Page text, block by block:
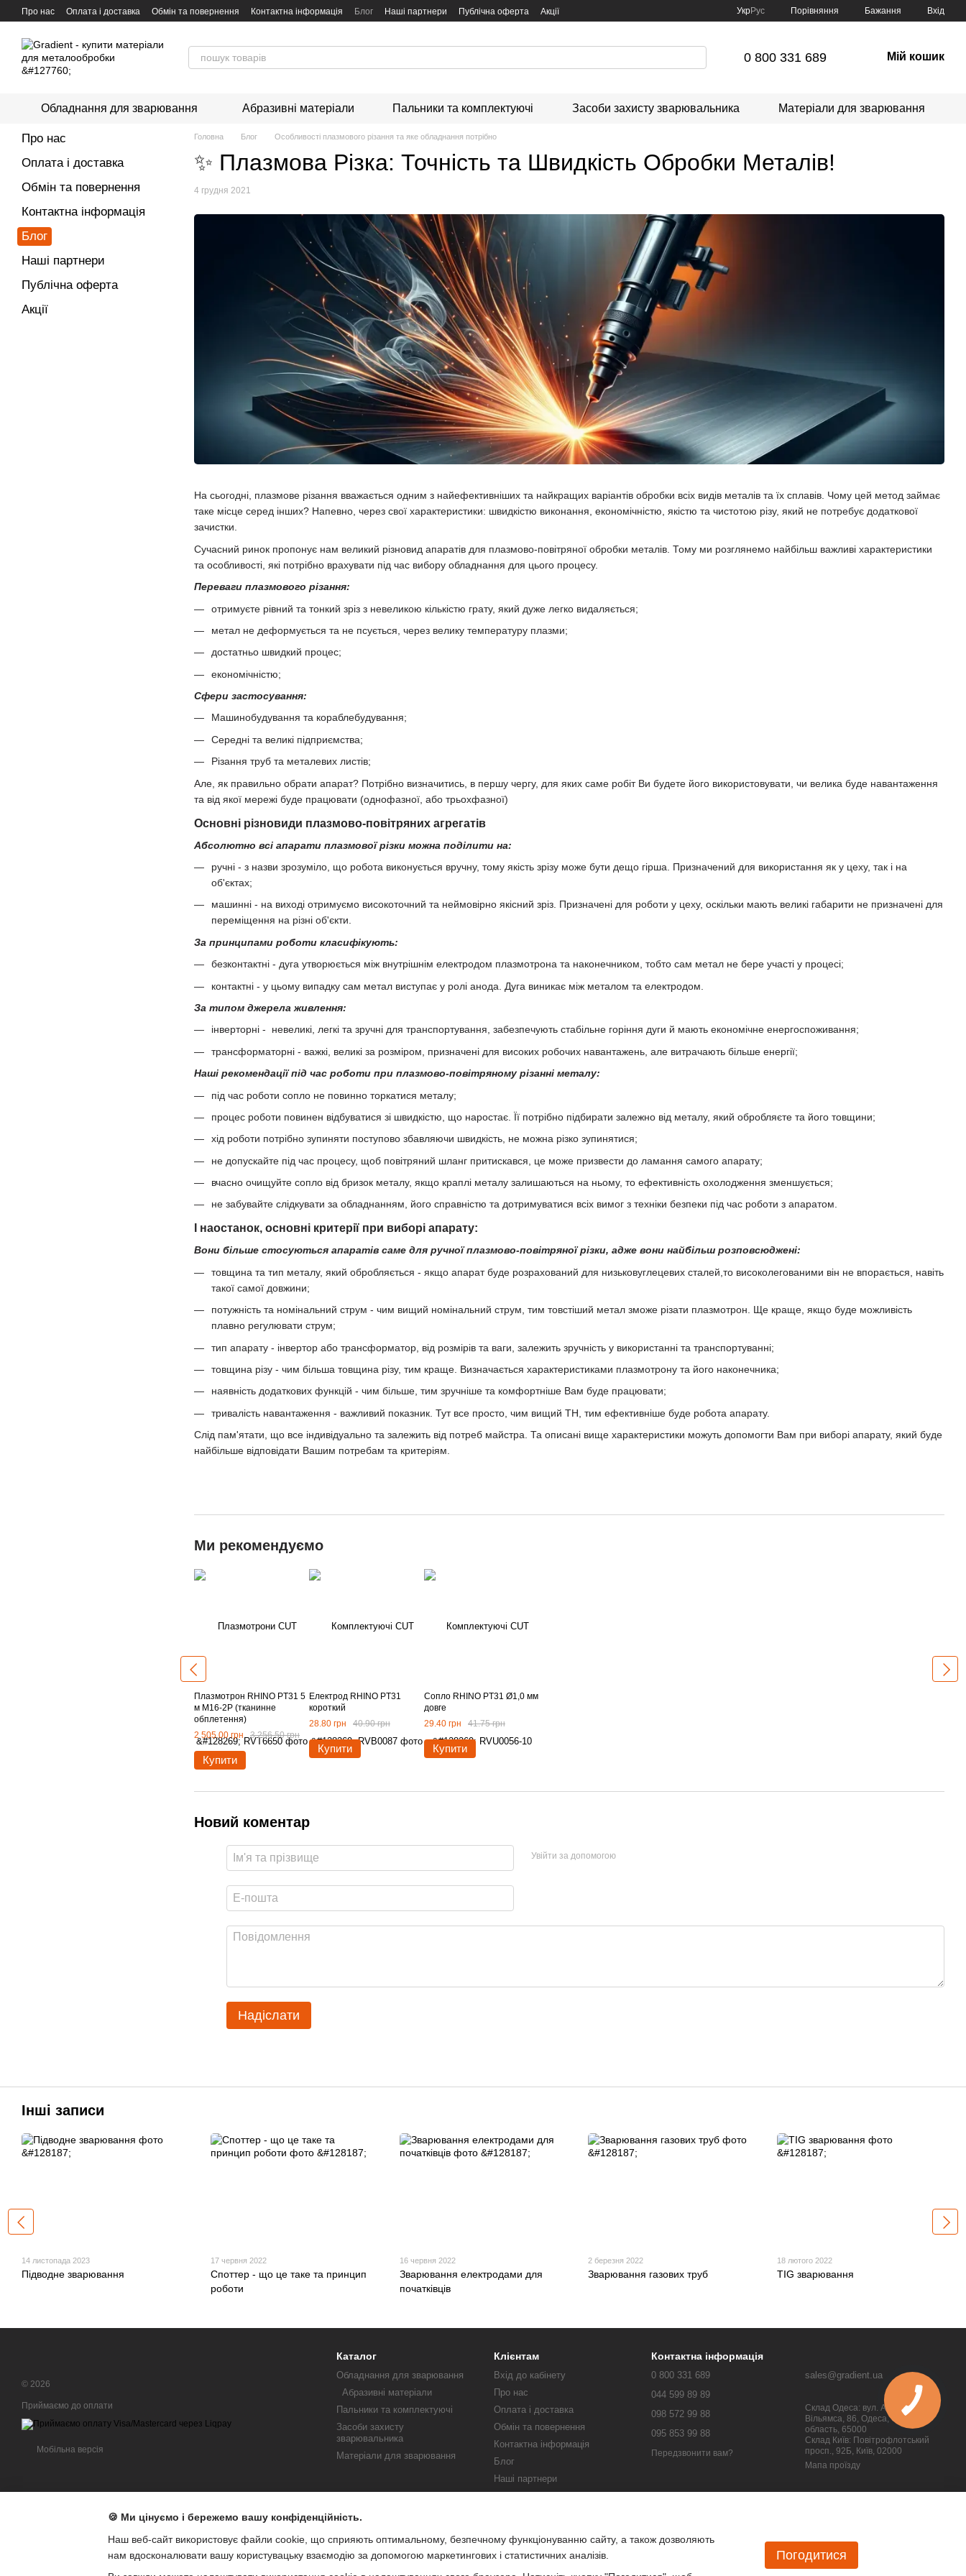
Перейти к основному контенту
Про нас Оплата і доставка Обмін та повернення Контактна інформація Блог Наші партнери Публічна оферта Акції УкрРус Порівняння Бажання Вхід
0 800 331 689 Мій кошик
Обладнання для зварювання Абразивні матеріали Пальники та комплектуючі Засоби захисту зварювальника Матеріали для зварювання
Головна Блог Особливості плазмового різання та яке обладнання потрібно
✨ Плазмова Різка: Точність та Швидкість Обробки Металів!
4 грудня 2021
На сьогодні, плазмове різання вважається одним з найефективніших та найкращих варіантів обробки всіх видів металів та їх сплавів. Чому цей метод займає
таке місце серед інших? Напевно, через свої характеристики: швидкістю виконання, економічністю, якістю та чистотою різу, який не потребує додаткової
зачистки.
Сучасний ринок пропонує нам великий різновид апаратів для плазмово-повітряної обробки металів. Тому ми розглянемо найбільш важливі характеристики
та особливості, які потрібно врахувати під час вибору обладнання для цього процесу.
Переваги плазмового різання:
отримуєте рівний та тонкий зріз з невеликою кількістю грату, який дуже легко видаляється;
метал не деформується та не псується, через велику температуру плазми;
достатньо швидкий процес;
економічністю;
Сфери застосування:
Машинобудування та кораблебудування;
Середні та великі підприємства;
Різання труб та металевих листів;
Але, як правильно обрати апарат? Потрібно визначитись, в першу чергу, для яких саме робіт Ви будете його використовувати, чи велика буде навантаження
та від якої мережі буде працювати (однофазної, або трьохфазної)
Основні різновиди плазмово-повітряних агрегатів
Абсолютно всі апарати плазмової різки можна поділити на:
ручні - з назви зрозуміло, що робота виконується вручну, тому якість зрізу може бути дещо гірша. Призначений для використання як у цеху, так і на
об'єктах;
машинні - на виході отримуємо високоточний та неймовірно якісний зріз. Призначені для роботи у цеху, оскільки мають великі габарити не призначені для
переміщення на різні об'єкти.
За принципами роботи класифікують:
безконтактні - дуга утворюється між внутрішнім електродом плазмотрона та наконечником, тобто сам метал не бере участі у процесі;
контактні - у цьому випадку сам метал виступає у ролі анода. Дуга виникає між металом та електродом.
За типом джерела живлення:
інверторні - невеликі, легкі та зручні для транспортування, забезпечують стабільне горіння дуги й мають економічне енергоспоживання;
трансформаторні - важкі, великі за розміром, призначені для високих робочих навантажень, але витрачають більше енергії;
Наші рекомендації під час роботи при плазмово-повітряному різанні металу:
під час роботи сопло не повинно торкатися металу;
процес роботи повинен відбуватися зі швидкістю, що наростає. Її потрібно підбирати залежно від металу, який обробляєте та його товщини;
хід роботи потрібно зупиняти поступово збавляючи швидкість, не можна різко зупинятися;
не допускайте під час процесу, щоб повітряний шланг притискався, це може призвести до ламання самого апарату;
вчасно очищуйте сопло від бризок металу, якщо краплі металу залишаються на ньому, то ефективність охолодження зменшується;
не забувайте слідкувати за обладнанням, його справністю та дотримуватися всіх вимог з техніки безпеки під час роботи з апаратом.
І наостанок, основні критерії при виборі апарату:
Вони більше стосуються апаратів саме для ручної плазмово-повітряної різки, адже вони найбільш розповсюджені:
товщина та тип металу, який обробляється - якщо апарат буде розрахований для низьковуглецевих сталей,то високолегованими він не впорається, навіть
такої самої довжини;
потужність та номінальний струм - чим вищий номінальний струм, тим товстіший метал зможе різати плазмотрон. Ще краще, якщо буде можливість
плавно регулювати струм;
тип апарату - інвертор або трансформатор, від розмірів та ваги, залежить зручність у використанні та транспортуванні;
товщина різу - чим більша товщина різу, тим краще. Визначається характеристиками плазмотрону та його наконечника;
наявність додаткових функцій - чим більше, тим зручніше та комфортніше Вам буде працювати;
тривалість навантаження - важливий показник. Тут все просто, чим вищий ТН, тим ефективніше буде робота апарату.
Слід пам'ятати, що все індивідуально та залежить від потреб майстра. Та описані вище характеристики можуть допомогти Вам при виборі апарату, який буде
найбільше відповідати Вашим потребам та критеріям.
Ми рекомендуємо
Плазмотрон RHINO PT31 5
м М16-2P (тканинне
обплетення)
2 505.00 грн
3 256.50 грн
Купити
Електрод RHINO PТ31
короткий
28.80 грн
40.90 грн
Купити
Сопло RHINO PT31 Ø1,0 мм
довге
29.40 грн
41.75 грн
Купити
Новий коментар
Увійти за допомогою
Надіслати
Про нас
Оплата і доставка
Обмін та повернення
Контактна інформація
Блог
Наші партнери
Публічна оферта
Акції
Інші записи
14 листопада 2023
Підводне зварювання
17 червня 2022
Споттер - що це таке та принцип
роботи
16 червня 2022
Зварювання електродами для
початківців
2 березня 2022
Зварювання газових труб
18 лютого 2022
TIG зварювання
© 2026
Приймаємо до оплати
Мобільна версія
Каталог
Обладнання для зварювання
Абразивні матеріали
Пальники та комплектуючі
Засоби захисту
зварювальника
Матеріали для зварювання
Клієнтам
Вхід до кабінету
Про нас
Оплата і доставка
Обмін та повернення
Контактна інформація
Блог
Наші партнери
Ми в соцмережах
Контактна інформація
0 800 331 689
044 599 89 89
098 572 99 88
095 853 99 88
Передзвонити вам?
sales@gradient.ua
Склад Одеса: вул. Академіка
Вільямса, 86, Одеса, Одеська
область, 65000
Склад Київ: Повітрофлотський
просп., 92Б, Київ, 02000
Мапа проїзду
🍪 Ми цінуємо і бережемо вашу конфіденційність.
Наш веб-сайт використовує файли cookie, що сприяють оптимальному, безпечному функціонуванню сайту, а також дозволяють
нам вдосконалювати вашу користувацьку взаємодію за допомогою маркетингових і статистичних аналізів.
Погодитися